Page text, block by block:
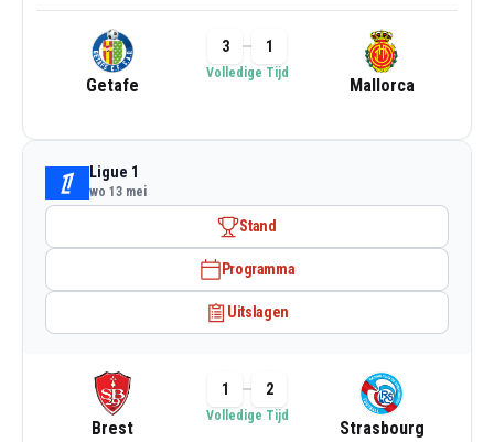
Getafe
3 1
Volledige Tijd
Mallorca
Ligue 1
wo 13 mei
Stand
Programma
Uitslagen
Brest
1 2
Volledige Tijd
Strasbourg